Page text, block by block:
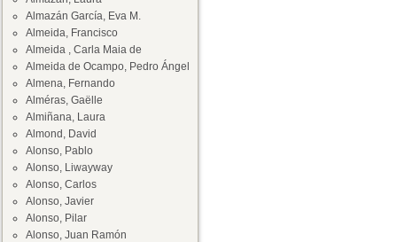
Almazán García, Eva M.
Almeida, Francisco
Almeida , Carla Maia de
Almeida de Ocampo, Pedro Ángel
Almena, Fernando
Alméras, Gaëlle
Almiñana, Laura
Almond, David
Alonso, Pablo
Alonso, Liwayway
Alonso, Carlos
Alonso, Javier
Alonso, Pilar
Alonso, Juan Ramón